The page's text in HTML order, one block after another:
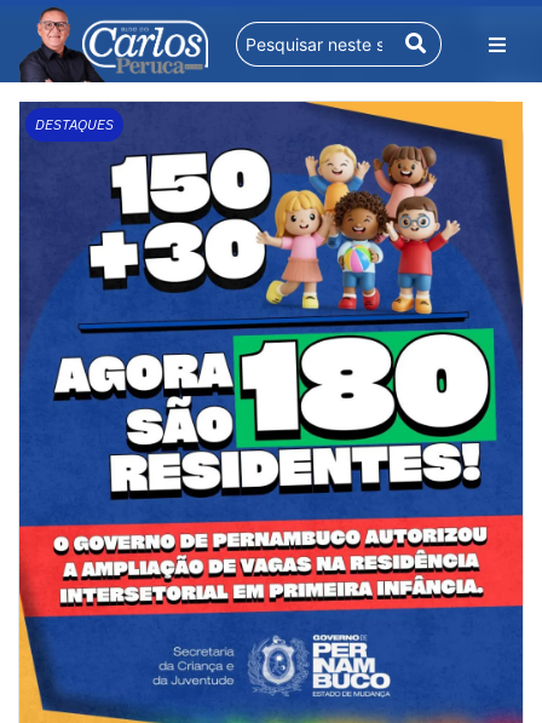
DESTAQUES